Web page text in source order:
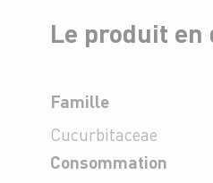
Le produit en
Famille
Cucurbitaceae
Consommation